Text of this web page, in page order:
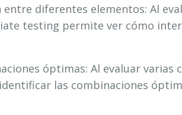
diferentes elementos: Al
testing permite ver cómo
óptimas: Al evaluar varias
las combinaciones